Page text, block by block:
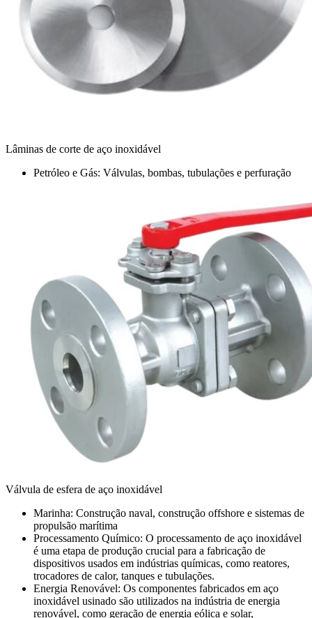
Lâminas de corte de aço inoxidável
Petróleo e Gás: Válvulas, bombas, tubulações e perfuração
Válvula de esfera de aço inoxidável
Marinha: Construção naval, construção offshore e sistemas de
propulsão marítima
Processamento Químico: O processamento de aço inoxidável
é uma etapa de produção crucial para a fabricação de
dispositivos usados em indústrias químicas, como reatores,
trocadores de calor, tanques e tubulações.
Energia Renovável: Os componentes fabricados em aço
inoxidável usinado são utilizados na indústria de energia
renovável, como geração de energia eólica e solar,